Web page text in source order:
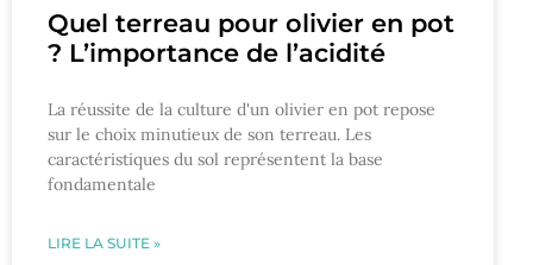
Quel terreau pour olivier en pot
? L’importance de l’acidité
La réussite de la culture d'un olivier en pot repose
sur le choix minutieux de son terreau. Les
caractéristiques du sol représentent la base
fondamentale
LIRE LA SUITE »